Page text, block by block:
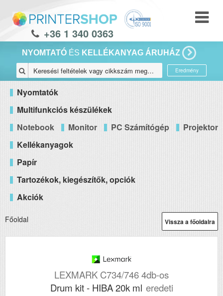
+36 1 340 0363
NYOMTATÓ ÉS KELLÉKANYAG ÁRUHÁZ
Eredmény
Nyomtatók
Multifunkciós készülékek
Notebook
Monitor PC Számítógép
Projektor
Kellékanyagok
Papír
Tartozékok, kiegészítők, opciók
Akciók
Vissza a főoldalra
Főoldal
LEXMARK C734/746 4db-os
Drum kit - HIBA 20k ml eredeti